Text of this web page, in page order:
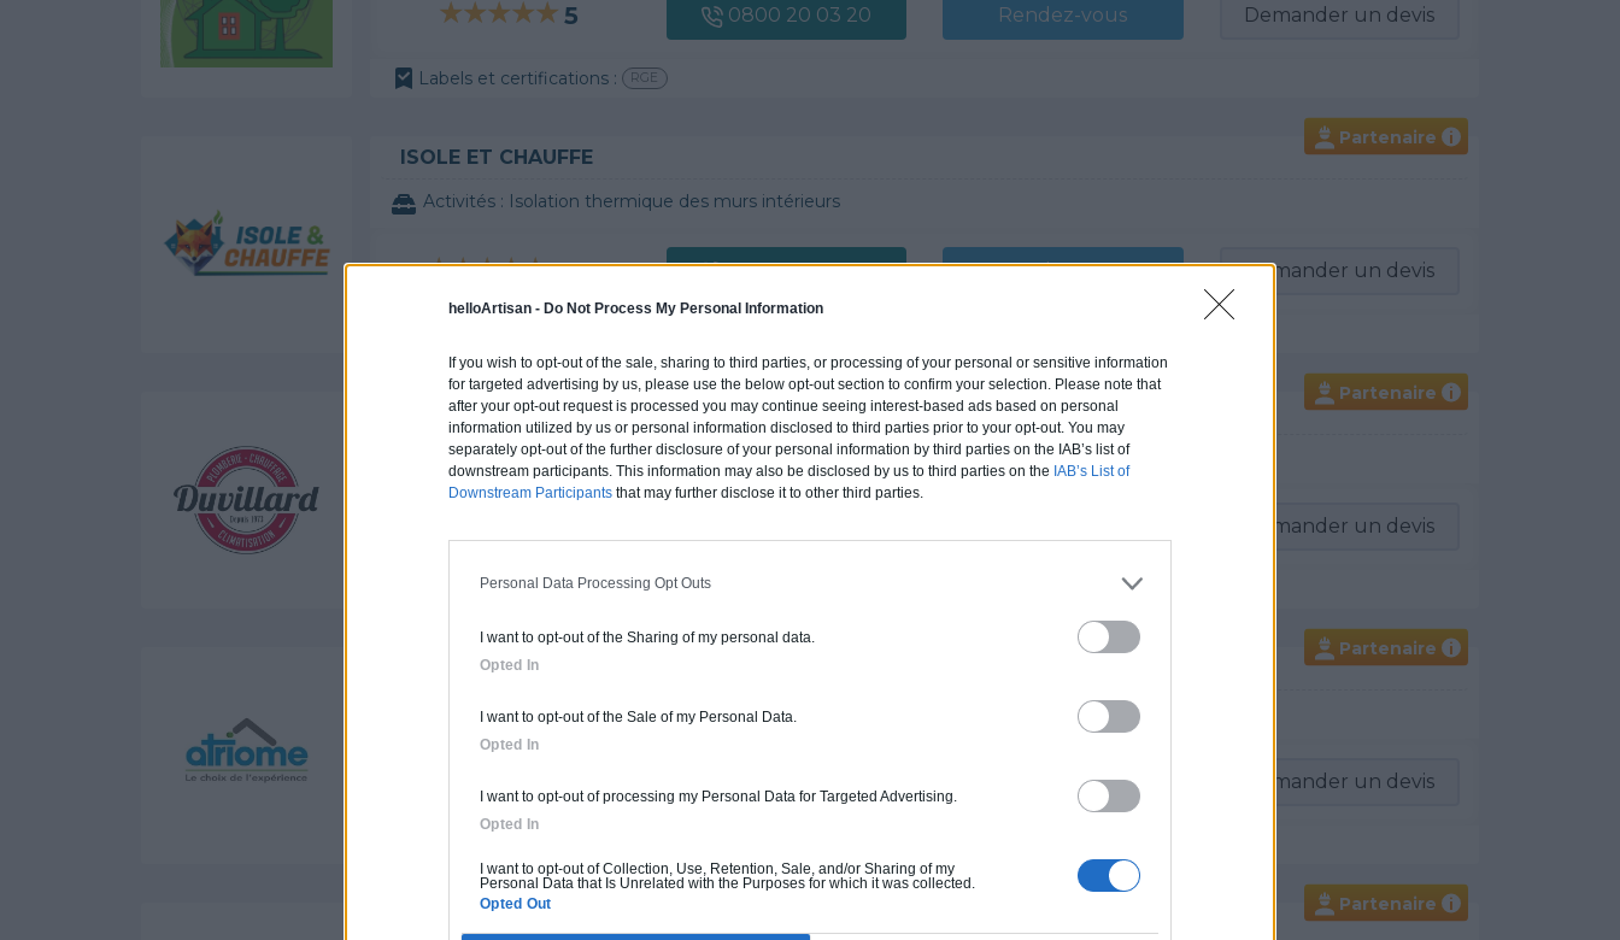
helloArtisan - Do Not Process My Personal Information
If you wish to opt-out of the sale, sharing to third parties, or processing of your personal or sensitive information
for targeted advertising by us, please use the below opt-out section to confirm your selection. Please note that
after your opt-out request is processed you may continue seeing interest-based ads based on personal
information utilized by us or personal information disclosed to third parties prior to your opt-out. You may
separately opt-out of the further disclosure of your personal information by third parties on the IAB’s list of
downstream participants. This information may also be disclosed by us to third parties on the IAB’s List of
Downstream Participants that may further disclose it to other third parties.
Personal Data Processing Opt Outs
I want to opt-out of the Sharing of my personal data.
Opted In
I want to opt-out of the Sale of my Personal Data.
Opted In
I want to opt-out of processing my Personal Data for Targeted Advertising.
Opted In
I want to opt-out of Collection, Use, Retention, Sale, and/or Sharing of my
Personal Data that Is Unrelated with the Purposes for which it was collected.
Opted Out
5 0800 20 03 20 Rendez-vous Demander un devis
Labels et certifications : RGE
Partenaire i
ISOLE ET CHAUFFE
Activités : Isolation thermique des murs intérieurs
4.9 0800 20 03 20 Rendez-vous Demander un devis
Partenaire i
DUVILLARD
Activités :Non renseigné
Demander un devis
Labels et certifications : RGE
Partenaire i
ATRIOME-35 ATM
Activités :Rénovation d'appartement / de maison, Couverture tuiles / petits éléments, Alarme, ...
Rendez-vous Demander un devis
Partenaire i